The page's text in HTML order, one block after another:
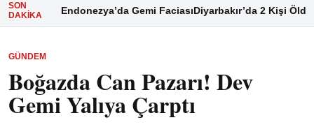
SON
DAKIKA
Endonezya’da Gemi FaciasıDiyarbakır’da 2 Kişi Öldü
GÜNDEM
Boğazda Can Pazarı! Dev
Gemi Yalıya Çarptı